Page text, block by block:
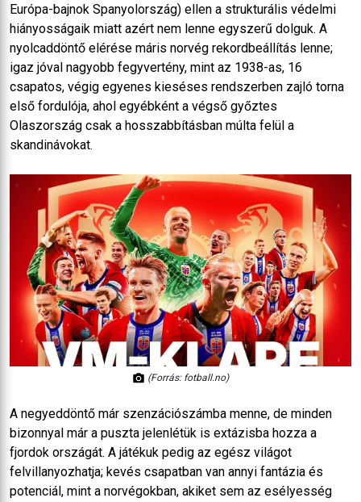
Európa-bajnok Spanyolország) ellen a strukturális védelmi
hiányosságaik miatt azért nem lenne egyszerű dolguk. A
nyolcaddöntő elérése máris norvég rekordbeállítás lenne;
igaz jóval nagyobb fegyvertény, mint az 1938-as, 16
csapatos, végig egyenes kieséses rendszerben zajló torna
első fordulója, ahol egyébként a végső győztes
Olaszország csak a hosszabbításban múlta felül a
skandinávokat.
(Forrás: fotball.no)
A negyeddöntő már szenzációszámba menne, de minden
bizonnyal már a puszta jelenlétük is extázisba hozza a
fjordok országát. A játékuk pedig az egész világot
felvillanyozhatja; kevés csapatban van annyi fantázia és
potenciál, mint a norvégokban, akiket sem az esélyesség